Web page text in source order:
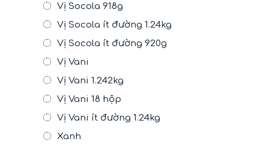
Vị Socola 918g
Vị Socola ít đường 1.24kg
Vị Socola ít đường 920g
Vị Vani
Vị Vani 1.242kg
Vị Vani 18 hộp
Vị Vani ít đường 1.24kg
Xanh